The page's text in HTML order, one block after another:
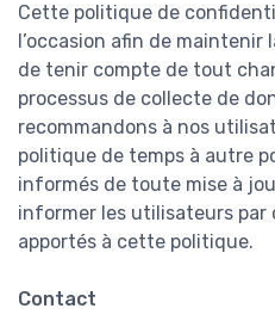
Cette politique de
l’occasion afin de
de tenir compte de tout
processus de collecte de
recommandons à nos
politique de temps à autre
informés de toute mise à
informer les utilisateurs par
apportés à cette politique.
Contact